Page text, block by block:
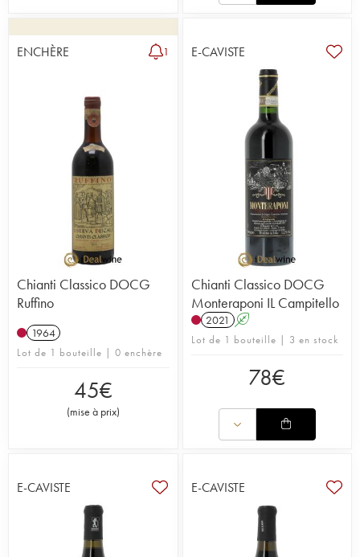
ENCHÈRE 1
Chianti Classico DOCG
Ruffino
1964
Lot de 1 bouteille | 0 enchère
45€
(mise à prix)
E-CAVISTE
Chianti Classico DOCG
Monteraponi IL Campitello
2021 A
Lot de 1 bouteille | 3 en stock
78€
E-CAVISTE E-CAVISTE